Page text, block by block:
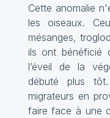
Cette anomalie
les oiseaux.
mésanges,
ils ont bénéficié
l’éveil de la
débuté plus
migrateurs en
faire face à une